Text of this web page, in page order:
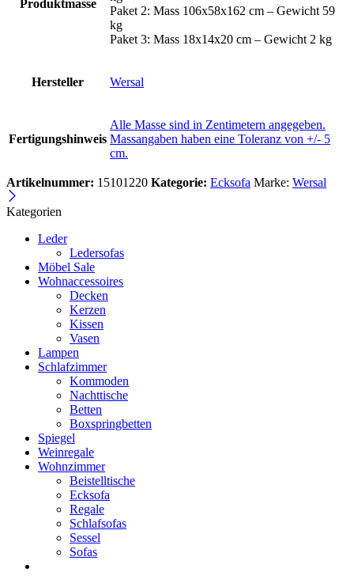
Produktmasse
Paket 2: Mass 106x58x162 cm – Gewicht 59
kg
Paket 3: Mass 18x14x20 cm – Gewicht 2 kg
Hersteller Wersal
Fertigungshinweis
Alle Masse sind in Zentimetern angegeben.
Massangaben haben eine Toleranz von +/- 5
cm.
Artikelnummer: 15101220 Kategorie: Ecksofa Marke: Wersal
Kategorien
Leder
Ledersofas
Möbel Sale
Wohnaccessoires
Decken
Kerzen
Kissen
Vasen
Lampen
Schlafzimmer
Kommoden
Nachttische
Betten
Boxspringbetten
Spiegel
Weinregale
Wohnzimmer
Beistelltische
Ecksofa
Regale
Schlafsofas
Sessel
Sofas